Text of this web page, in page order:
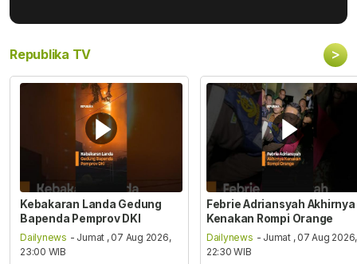
Republika TV >
Kebakaran Landa Gedung
Bapenda Pemprov DKI
Dailynews - Jumat , 07 Aug 2026,
23:00 WIB
Febrie Adriansyah Akhirnya
Kenakan Rompi Orange
Dailynews - Jumat , 07 Aug 2026,
22:30 WIB